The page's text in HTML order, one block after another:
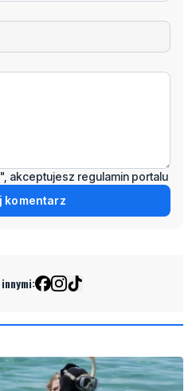
akceptujesz regulamin portalu
komentarz